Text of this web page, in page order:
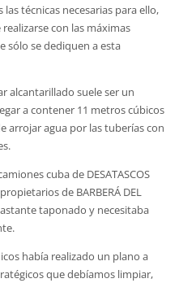
técnicas necesarias para ello,
con las máximas
sólo se dediquen a esta
alcantarillado suele ser un
a contener 11 metros cúbicos
arrojar agua por las tuberías con
cuba de DESATASCOS
de BARBERÁ DEL
taponado y necesitaba
había realizado un plano a
que debíamos limpiar,